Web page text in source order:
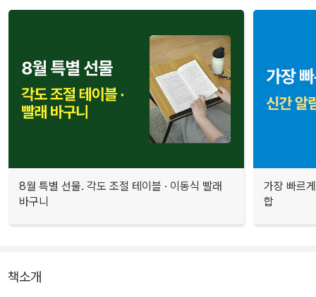
8월 특별 선물. 각도 조절 테이블 · 이동식 빨래
바구니
가장 빠르
합
책소개